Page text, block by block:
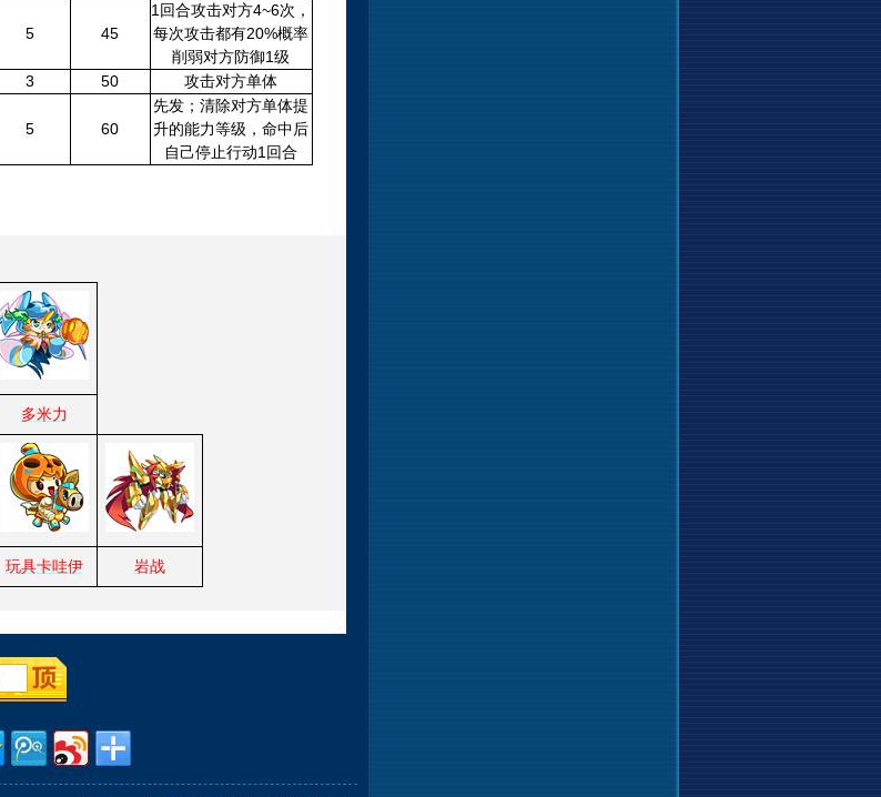
5 45
1回合攻击对方4~6次，
每次攻击都有20%概率
削弱对方防御1级
3 50 攻击对方单体
5 60
先发；清除对方单体提
升的能力等级，命中后
自己停止行动1回合
多米力
玩具卡哇伊 岩战